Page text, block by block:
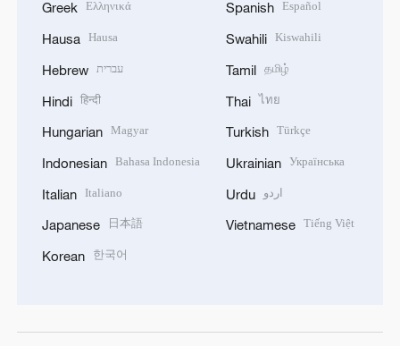
Greek Ελληνικά
Hausa Hausa
Hebrew עברית
Hindi हिन्दी
Hungarian Magyar
Indonesian Bahasa Indonesia
Italian Italiano
Japanese 日本語
Korean 한국어
Spanish Español
Swahili Kiswahili
Tamil தமிழ்
Thai ไทย
Turkish Türkçe
Ukrainian Українська
Urdu اردو
Vietnamese Tiếng Việt